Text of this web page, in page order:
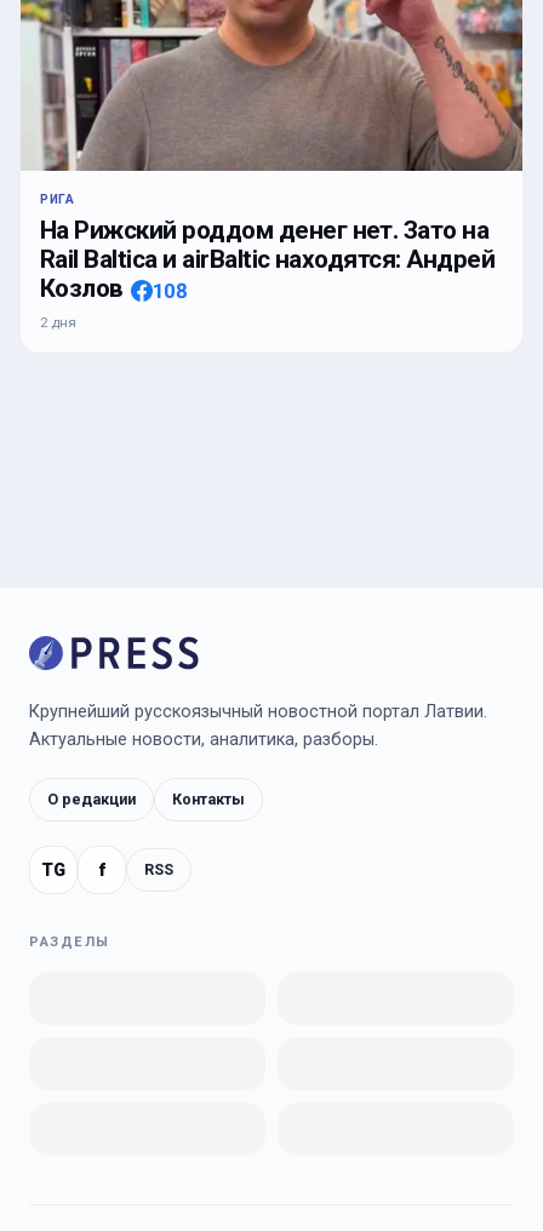
РИГА
На Рижский роддом денег нет. Зато на
Rail Baltica и airBaltic находятся: Андрей
Козлов
108
2 дня
Крупнейший русскоязычный новостной портал Латвии.
Актуальные новости, аналитика, разборы.
О редакции Контакты
TG f RSS
РАЗДЕЛЫ